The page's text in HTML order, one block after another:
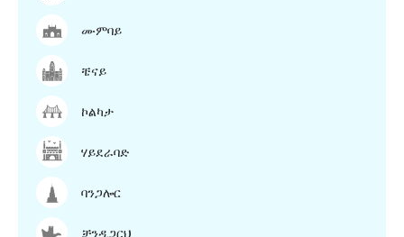
ሙምባይ
ቼናይ
ኮልካታ
ሃይደራባድ
ባንጋሎር
ቻንዲጋርህ